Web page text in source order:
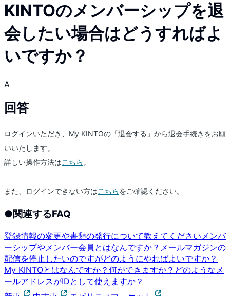
KINTOのメンバーシップを退
会したい場合はどうすればよ
いですか？
A
回答
ログインいただき、My KINTOの「退会する」から退会手続きをお願
いいたします。
詳しい操作方法はこちら 。
また、ログインできない方はこちらをご確認ください。
●関連するFAQ
登録情報の変更や書類の発行について教えてください メンバ
ーシップやメンバー会員とはなんですか？ メールマガジンの
配信を停止したいのですがどのようにやればよいですか？
My KINTOとはなんですか？何ができますか？ どのようなメ
ールアドレスがIDとして使えますか？